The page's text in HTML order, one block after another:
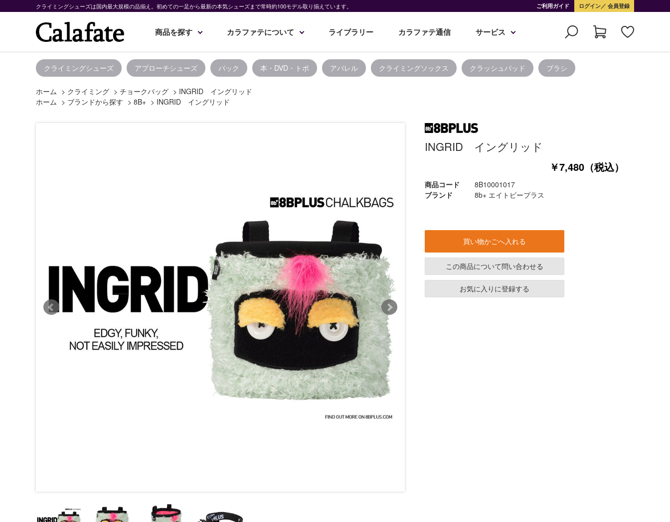
クライミングシューズは国内最大規模の品揃え。初めての一足から最新の本気シューズまで常時約100モデル取り揃えています。 ご利用ガイド ログイン 会員登録
商品を探す カラファテについて ライブラリー カラファテ通信 サービス
クライミングシューズ アプローチシューズ パック 本・DVD・トポ アパレル クライミングソックス クラッシュパッド ブラシ
ホーム > クライミング > チョークバッグ > INGRID イングリッド
ホーム > ブランドから探す > 8B+ > INGRID イングリッド
INGRID イングリッド
￥7,480（税込）
商品コード
8B10001017
ブランド
8b+ エイトビープラス
買い物かごへ入れる
この商品について問い合わせる
お気に入りに登録する